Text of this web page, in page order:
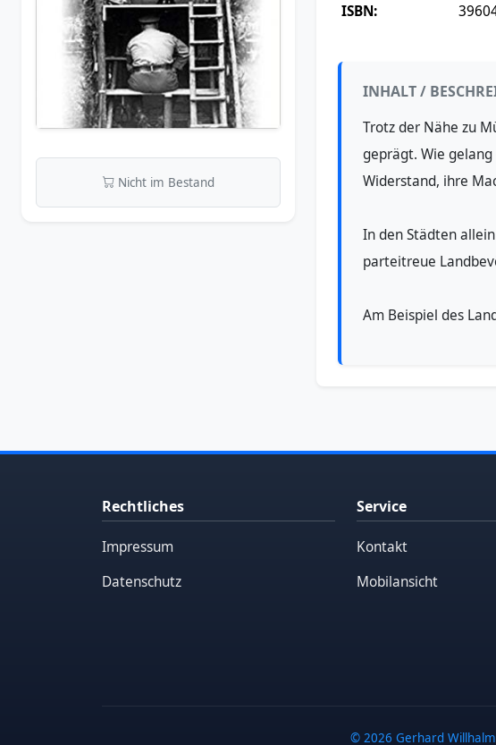
Nicht im Bestand
ISBN:
INHALT /
Trotz der Nähe zu
geprägt. Wie
Widerstand, ihre
In den Städten
parteitreue
Am Beispiel des
Rechtliches
Impressum
Datenschutz
Service
Kontakt
Mobilansicht
© 2026 Gerhard